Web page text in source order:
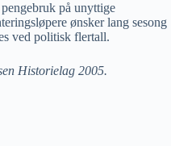
på unyttige
ønsker lang sesong
ved politisk flertall.
Historielag 2005.